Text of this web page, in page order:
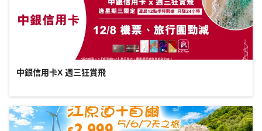
中銀信用卡X 週三狂賞飛